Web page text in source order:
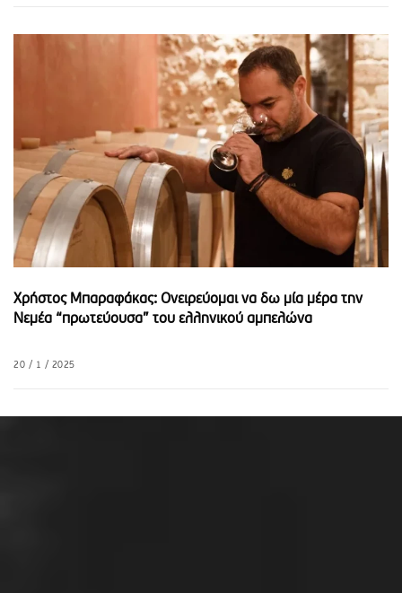
Χρήστος Μπαραφάκας: Ονειρεύομαι να δω μία μέρα την
Νεμέα “πρωτεύουσα” του ελληνικού αμπελώνα
20 / 1 / 2025